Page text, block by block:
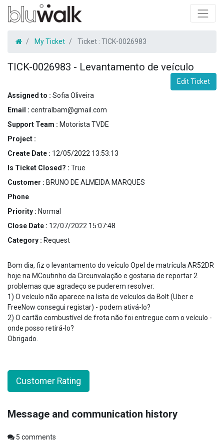
My Ticket Ticket : TICK-0026983
TICK-0026983 - Levantamento de veículo
Edit Ticket
Assigned to : Sofia Oliveira
Email : centralbam@gmail.com
Support Team : Motorista TVDE
Project :
Create Date : 12/05/2022 13:53:13
Is Ticket Closed? : True
Customer : BRUNO DE ALMEIDA MARQUES
Phone
Priority : Normal
Close Date : 12/07/2022 15:07:48
Category : Request
Bom dia, fiz o levantamento do veículo Opel de matrícula AR52DR
hoje na MCoutinho da Circunvalação e gostaria de reportar 2
problemas que agradeço se puderem resolver:
1) O veículo não aparece na lista de veículos da Bolt (Uber e
FreeNow consegui registar) - podem ativá-lo?
2) O cartão combustível de frota não foi entregue com o veículo -
onde posso retirá-lo?
Obrigado.
Customer Rating
Message and communication history
5 comments